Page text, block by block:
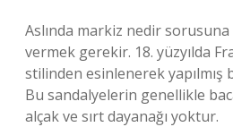
Aslında markiz nedir
vermek gerekir. 18. yüzyılda
stilinden esinlenerek yapılmış
Bu sandalyelerin genellikle
alçak ve sırt dayanağı yoktur.